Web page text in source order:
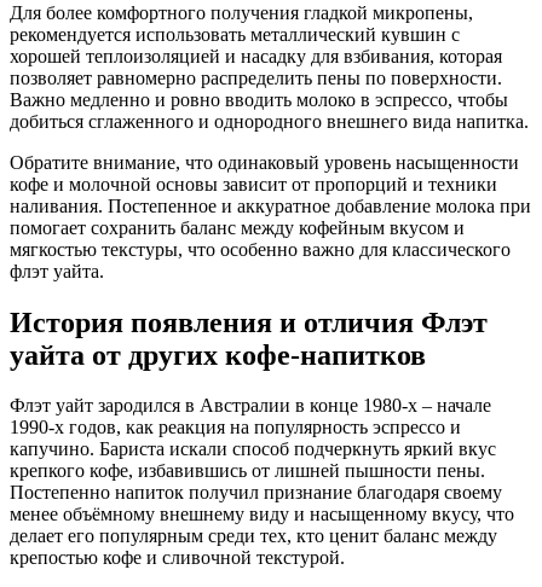
Для более комфортного получения гладкой микропены,
рекомендуется использовать металлический кувшин с
хорошей теплоизоляцией и насадку для взбивания, которая
позволяет равномерно распределить пены по поверхности.
Важно медленно и ровно вводить молоко в эспрессо, чтобы
добиться сглаженного и однородного внешнего вида напитка.
Обратите внимание, что одинаковый уровень насыщенности
кофе и молочной основы зависит от пропорций и техники
наливания. Постепенное и аккуратное добавление молока при
помогает сохранить баланс между кофейным вкусом и
мягкостью текстуры, что особенно важно для классического
флэт уайта.
История появления и отличия Флэт
уайта от других кофе-напитков
Флэт уайт зародился в Австралии в конце 1980-х – начале
1990-х годов, как реакция на популярность эспрессо и
капучино. Бариста искали способ подчеркнуть яркий вкус
крепкого кофе, избавившись от лишней пышности пены.
Постепенно напиток получил признание благодаря своему
менее объёмному внешнему виду и насыщенному вкусу, что
делает его популярным среди тех, кто ценит баланс между
крепостью кофе и сливочной текстурой.